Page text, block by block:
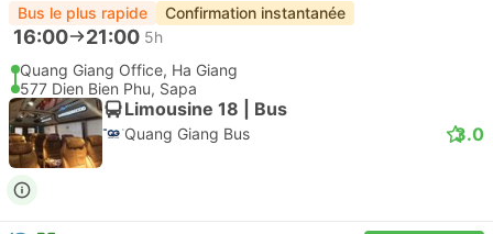
Bus le plus rapide Confirmation instantanée
16:00 21:00 5h
Quang Giang Office, Ha Giang
577 Dien Bien Phu, Sapa
Limousine 18 | Bus
Quang Giang Bus 3.0